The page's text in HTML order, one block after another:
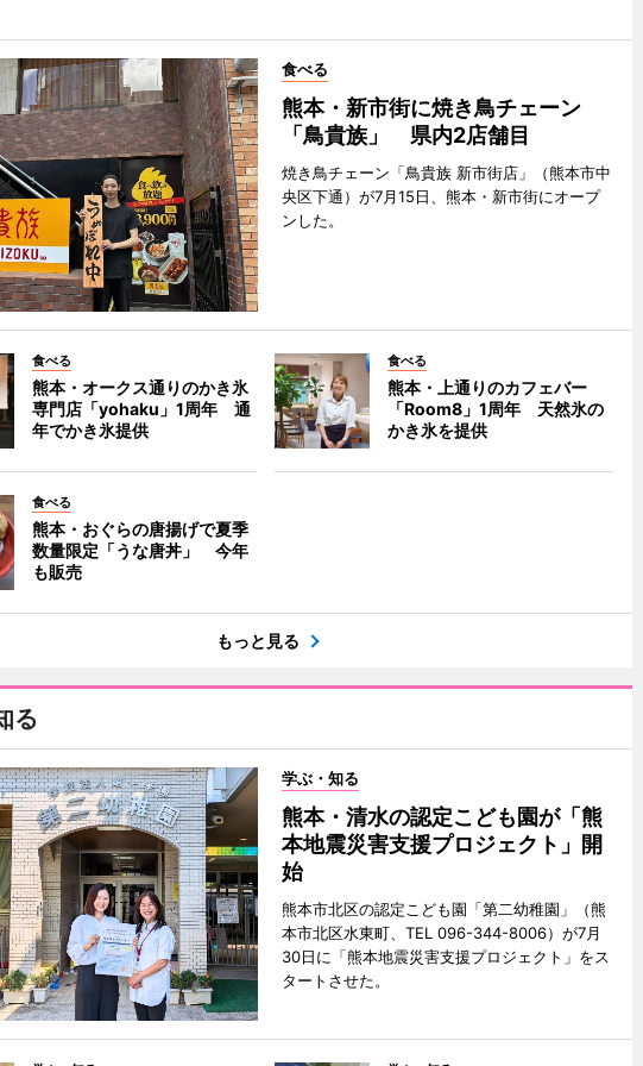
食べる
熊本・新市街に焼き鳥チェーン
「鳥貴族」 県内2店舗目
焼き鳥チェーン「鳥貴族 新市街店」（熊本市中
央区下通）が7月15日、熊本・新市街にオープ
ンした。
食べる
熊本・オークス通りのかき氷
専門店「yohaku」1周年 通
年でかき氷提供
食べる
熊本・上通りのカフェバー
「Room8」1周年 天然氷の
かき氷を提供
食べる
熊本・おぐらの唐揚げで夏季
数量限定「うな唐丼」 今年
も販売
もっと見る
る
学ぶ・知る
熊本・清水の認定こども園が「熊
本地震災害支援プロジェクト」開
始
熊本市北区の認定こども園「第二幼稚園」（熊
本市北区水東町、TEL 096-344-8006）が7月
30日に「熊本地震災害支援プロジェクト」をス
タートさせた。